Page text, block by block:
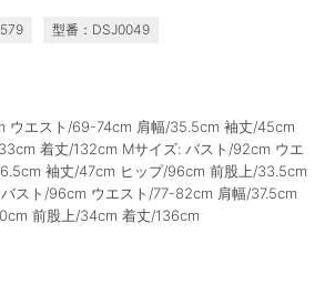
型番：DSJ0049
ウエスト/69-74cm 肩幅/35.5cm 袖丈/45cm
着丈/132cm Mサイズ: バスト/92cm ウエ
袖丈/47cm ヒップ/96cm 前股上/33.5cm
スト/96cm ウエスト/77-82cm 肩幅/37.5cm
前股上/34cm 着丈/136cm